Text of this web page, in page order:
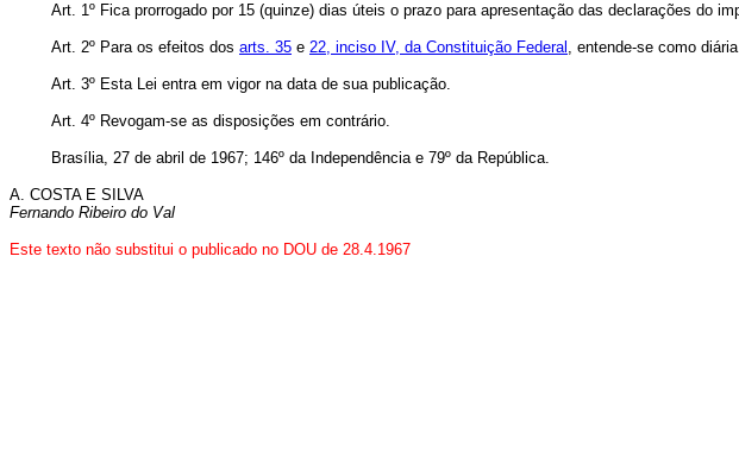
Art. 1º Fica prorrogado por 15 (quinze) dias úteis o prazo para apresentação das declarações do
Art. 2º Para os efeitos dos arts. 35 e 22, inciso IV, da Constituição Federal , entende-se como
Art. 3º Esta Lei entra em vigor na data de sua publicação.
Art. 4º Revogam-se as disposições em contrário.
Brasília, 27 de abril de 1967; 146º da Independência e 79º da República.
A. COSTA E SILVA
Fernando Ribeiro do Val
Este texto não substitui o publicado no DOU de 28.4.1967